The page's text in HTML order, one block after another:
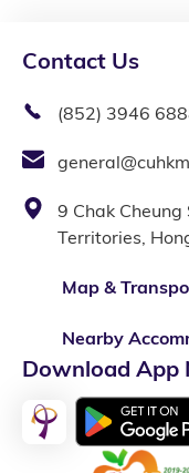
Contact Us
(852) 3946
9 Chak
Territories,
Map &
Nearby
Download App